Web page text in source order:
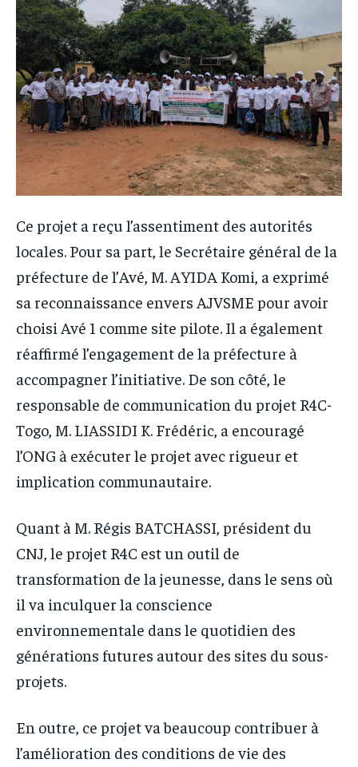
Ce projet a reçu l’assentiment des autorités
locales. Pour sa part, le Secrétaire général de la
préfecture de l’Avé, M. AYIDA Komi, a exprimé
sa reconnaissance envers AJVSME pour avoir
choisi Avé 1 comme site pilote. Il a également
réaffirmé l’engagement de la préfecture à
accompagner l’initiative. De son côté, le
responsable de communication du projet R4C-
Togo, M. LIASSIDI K. Frédéric, a encouragé
l’ONG à exécuter le projet avec rigueur et
implication communautaire.
Quant à M. Régis BATCHASSI, président du
CNJ, le projet R4C est un outil de
transformation de la jeunesse, dans le sens où
il va inculquer la conscience
environnementale dans le quotidien des
générations futures autour des sites du sous-
projets.
En outre, ce projet va beaucoup contribuer à
l’amélioration des conditions de vie des